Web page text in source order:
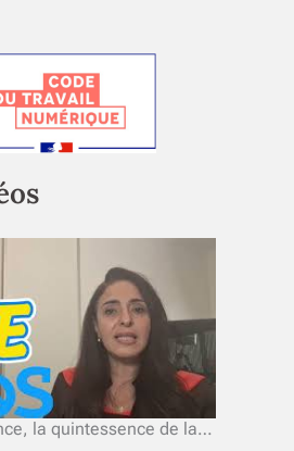
PSE Atos France, la quintessence de la kakistocratie, ou le pouvoir des pires